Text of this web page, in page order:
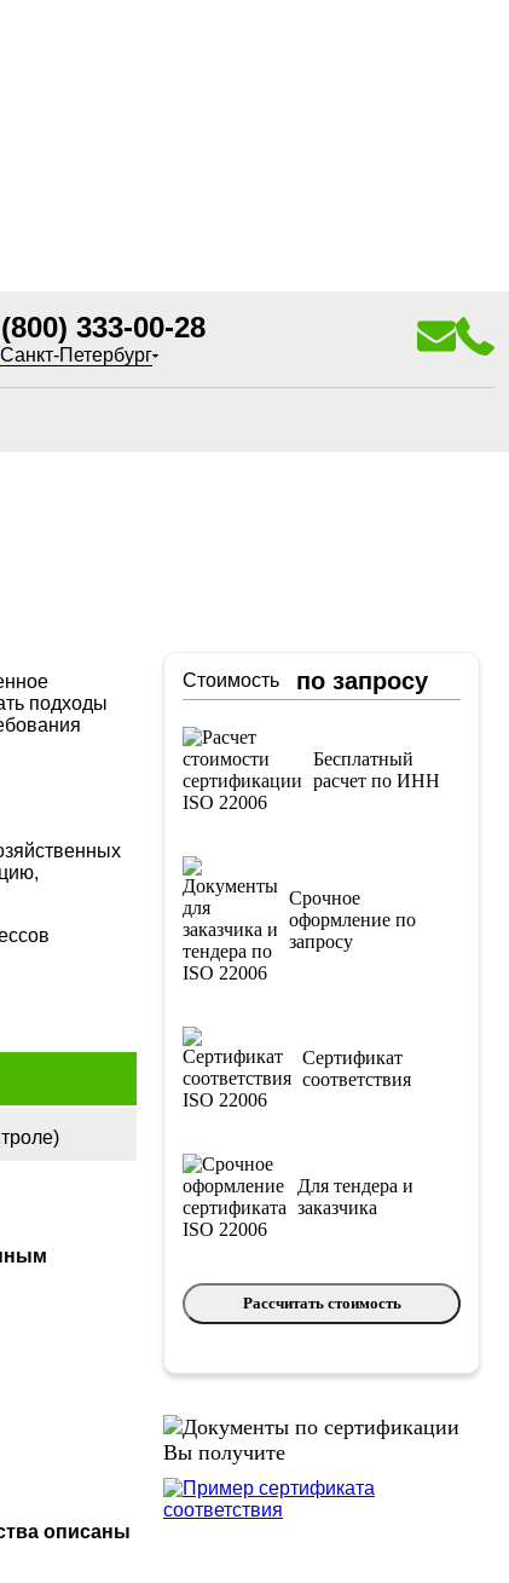
333-00-28
Санкт-Петербург
подходы
описаны
Стоимость по запросу
Бесплатный
расчет по ИНН
Срочное
оформление по
запросу
Сертификат
соответствия
Для тендера и
заказчика
Рассчитать стоимость
Вы получите